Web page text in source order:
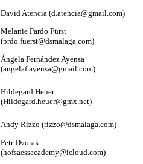
David Atencia (d.atencia@gmail.com)
Melanie Pardo Fürst
(prdo.fuerst@dsmalaga.com)
Ángela Fernández Ayensa
(angelaf.ayensa@gmail.com)
Hildegard Heuer
(Hildegard.heuer@gmx.net)
Andy Rizzo (rizzo@dsmalaga.com)
Petr Dvorak
(hofsaessacademy@icloud.com)